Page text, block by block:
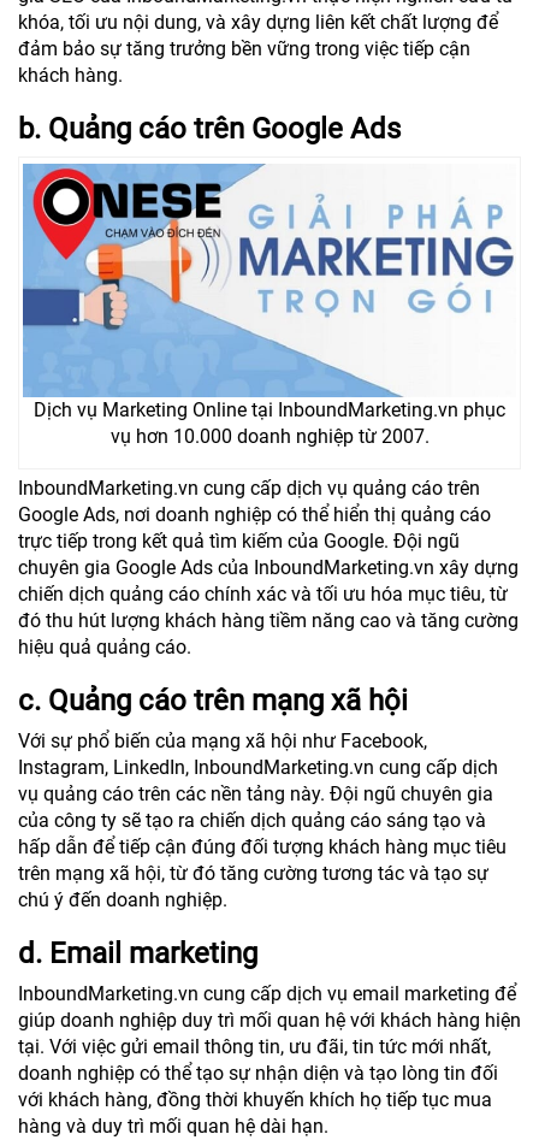
khóa, tối ưu nội dung, và xây dựng liên kết chất lượng để
đảm bảo sự tăng trưởng bền vững trong việc tiếp cận
khách hàng.
b. Quảng cáo trên Google Ads
Dịch vụ Marketing Online tại InboundMarketing.vn phục
vụ hơn 10.000 doanh nghiệp từ 2007.
InboundMarketing.vn cung cấp dịch vụ quảng cáo trên
Google Ads, nơi doanh nghiệp có thể hiển thị quảng cáo
trực tiếp trong kết quả tìm kiếm của Google. Đội ngũ
chuyên gia Google Ads của InboundMarketing.vn xây dựng
chiến dịch quảng cáo chính xác và tối ưu hóa mục tiêu, từ
đó thu hút lượng khách hàng tiềm năng cao và tăng cường
hiệu quả quảng cáo.
c. Quảng cáo trên mạng xã hội
Với sự phổ biến của mạng xã hội như Facebook,
Instagram, LinkedIn, InboundMarketing.vn cung cấp dịch
vụ quảng cáo trên các nền tảng này. Đội ngũ chuyên gia
của công ty sẽ tạo ra chiến dịch quảng cáo sáng tạo và
hấp dẫn để tiếp cận đúng đối tượng khách hàng mục tiêu
trên mạng xã hội, từ đó tăng cường tương tác và tạo sự
chú ý đến doanh nghiệp.
d. Email marketing
InboundMarketing.vn cung cấp dịch vụ email marketing để
giúp doanh nghiệp duy trì mối quan hệ với khách hàng hiện
tại. Với việc gửi email thông tin, ưu đãi, tin tức mới nhất,
doanh nghiệp có thể tạo sự nhận diện và tạo lòng tin đối
với khách hàng, đồng thời khuyến khích họ tiếp tục mua
hàng và duy trì mối quan hệ dài hạn.